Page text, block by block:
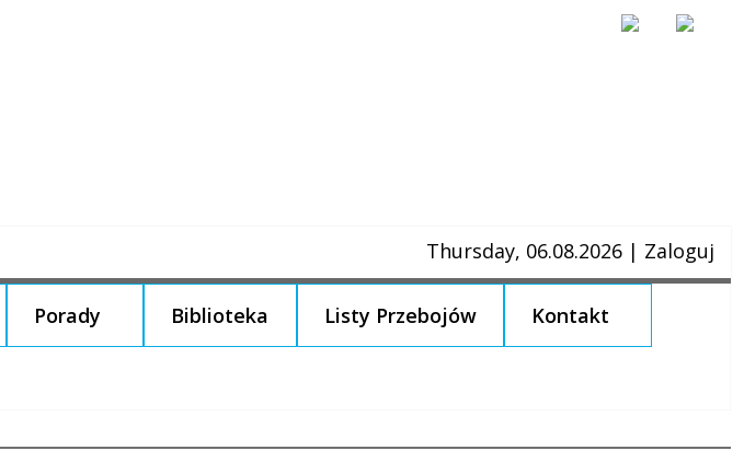
Thursday, 06.08.2026 | Zaloguj
Porady Biblioteka Listy Przebojów Kontakt